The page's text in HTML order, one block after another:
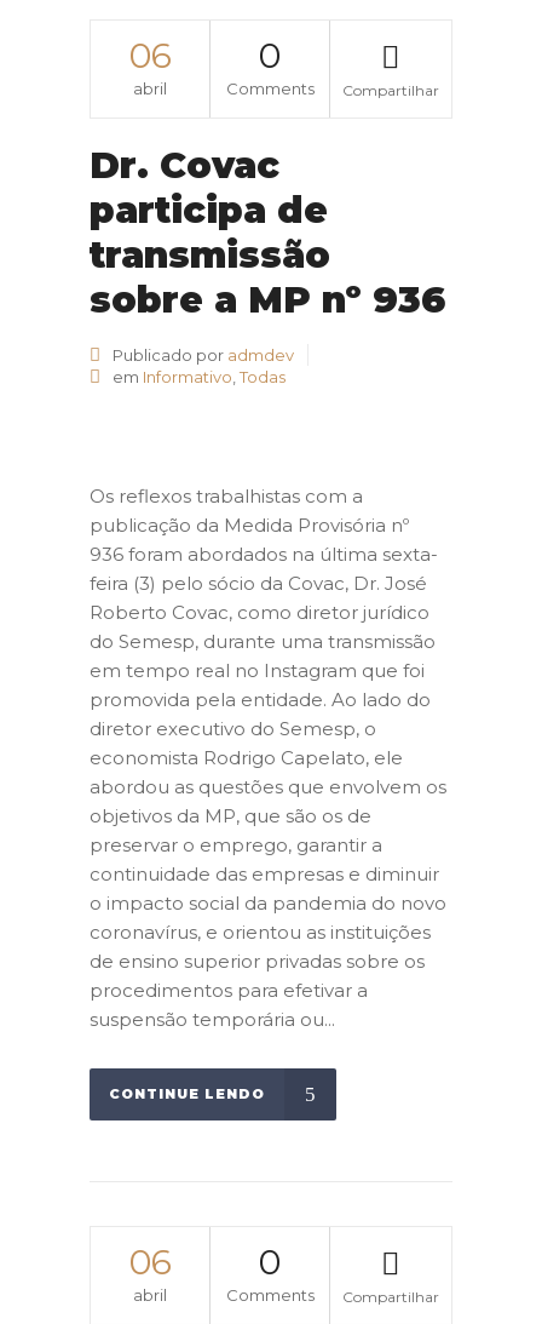
06
abril
0
Comments Compartilhar
Dr. Covac
participa de
transmissão
sobre a MP nº 936
Publicado por admdev
em Informativo Todas
Os reflexos trabalhistas com a
publicação da Medida Provisória nº
936 foram abordados na última sexta-
feira (3) pelo sócio da Covac, Dr. José
Roberto Covac, como diretor jurídico
do Semesp, durante uma transmissão
em tempo real no Instagram que foi
promovida pela entidade. Ao lado do
diretor executivo do Semesp, o
economista Rodrigo Capelato, ele
abordou as questões que envolvem os
objetivos da MP, que são os de
preservar o emprego, garantir a
continuidade das empresas e diminuir
o impacto social da pandemia do novo
coronavírus, e orientou as instituições
de ensino superior privadas sobre os
procedimentos para efetivar a
suspensão temporária ou...
CONTINUE LENDO
06
abril
0
Comments Compartilhar